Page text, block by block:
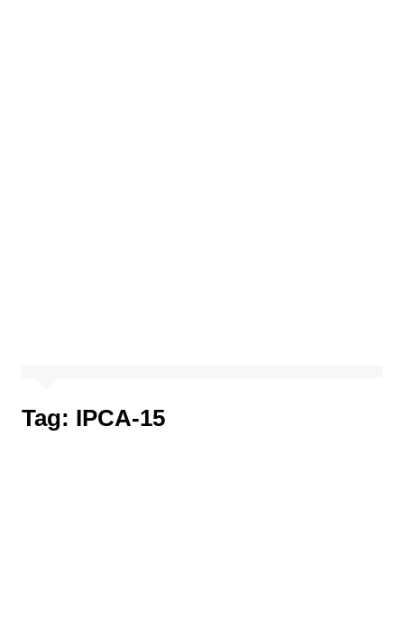
Tag: IPCA-15